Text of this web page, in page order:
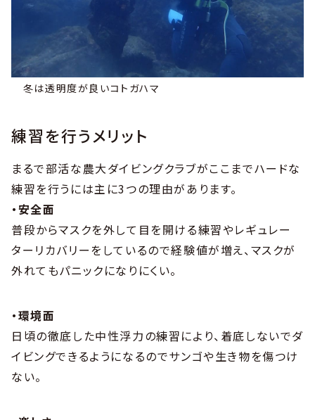
冬は透明度が良いコトガハマ
練習を行うメリット
まるで部活な農大ダイビングクラブがここまでハードな
練習を行うには主に3つの理由があります。
・安全面
普段からマスクを外して目を開ける練習やレギュレー
ターリカバリーをしているので経験値が増え、マスクが
外れてもパニックになりにくい。
・環境面
日頃の徹底した中性浮力の練習により、着底しないでダ
イビングできるようになるのでサンゴや生き物を傷つけ
ない。